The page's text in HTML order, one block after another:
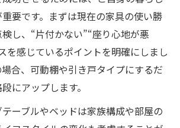
要です。まずは現在の家具の使い勝
し、“片付かない”“座り心地が悪
を感じているポイントを明確にしまし
合、可動棚や引き戸タイプにするだ
にアップします。
ーブルやベッドは家族構成や部屋の